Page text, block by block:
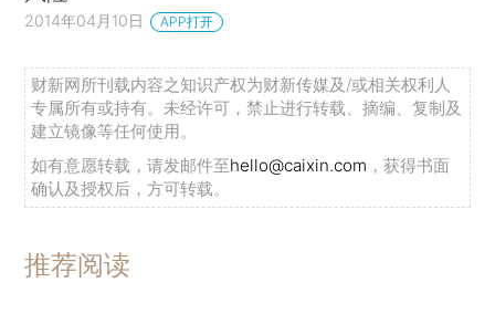
2014年04月10日 APP打开
财新网所刊载内容之知识产权为财新传媒及/或相关权利人
专属所有或持有。未经许可，禁止进行转载、摘编、复制及
建立镜像等任何使用。
如有意愿转载，请发邮件至hello@caixin.com ，获得书面
确认及授权后，方可转载。
推荐阅读